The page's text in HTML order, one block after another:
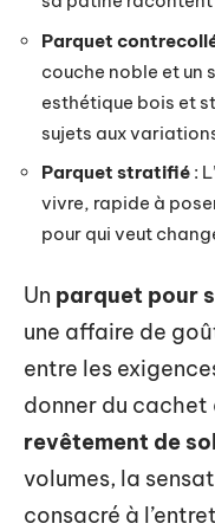
Parquet
couche noble et un
esthétique bois et
sujets aux
Parquet stratifié :
vivre, rapide à
pour qui veut
Un parquet pour
une affaire de
entre les
donner du cachet
revêtement de sol
volumes, la
consacré à